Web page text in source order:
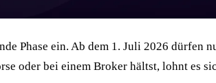
Phase ein. Ab dem 1. Juli 2026
oder bei einem Broker hältst, lohnt es